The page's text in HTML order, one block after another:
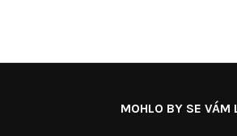
MOHLO BY SE VÁM